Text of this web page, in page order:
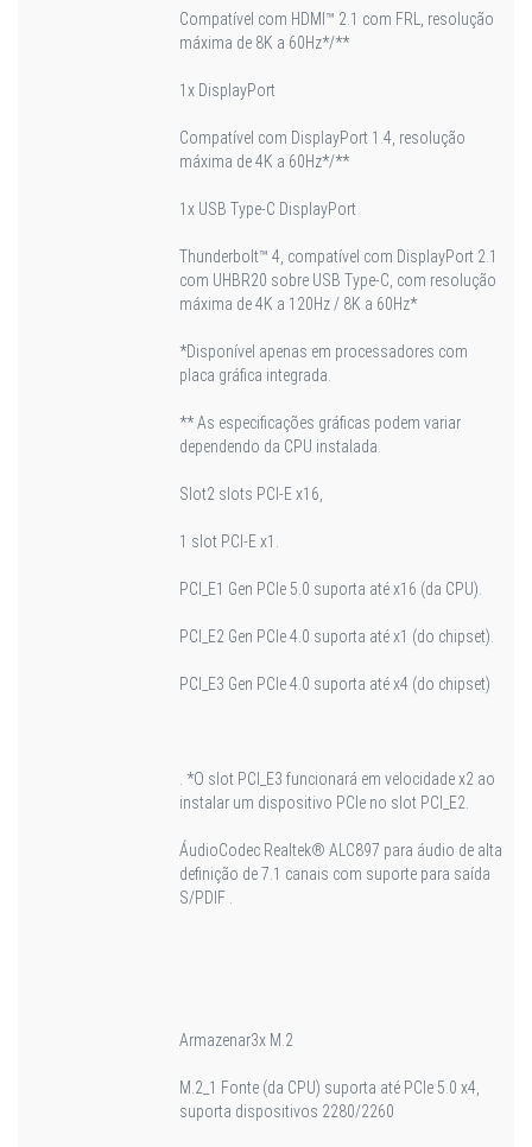
Compatível com HDMI™ 2.1 com FRL, resolução
máxima de 8K a 60Hz*/**
1x DisplayPort
Compatível com DisplayPort 1.4, resolução
máxima de 4K a 60Hz*/**
1x USB Type-C DisplayPort
Thunderbolt™ 4, compatível com DisplayPort 2.1
com UHBR20 sobre USB Type-C, com resolução
máxima de 4K a 120Hz / 8K a 60Hz*
*Disponível apenas em processadores com
placa gráfica integrada.
** As especificações gráficas podem variar
dependendo da CPU instalada.
Slot2 slots PCI-E x16,
1 slot PCI-E x1.
PCI_E1 Gen PCIe 5.0 suporta até x16 (da CPU).
PCI_E2 Gen PCIe 4.0 suporta até x1 (do chipset).
PCI_E3 Gen PCIe 4.0 suporta até x4 (do chipset)
. *O slot PCI_E3 funcionará em velocidade x2 ao
instalar um dispositivo PCIe no slot PCI_E2.
ÁudioCodec Realtek® ALC897 para áudio de alta
definição de 7.1 canais com suporte para saída
S/PDIF .
Armazenar3x M.2
M.2_1 Fonte (da CPU) suporta até PCIe 5.0 x4,
suporta dispositivos 2280/2260